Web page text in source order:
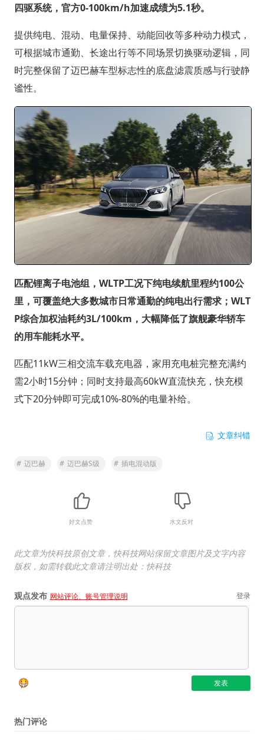
四驱系统，官方0-100km/h加速成绩为5.1秒。
提供纯电、混动、电量保持、动能回收等多种动力模式，
可根据城市通勤、长途出行等不同场景切换驱动逻辑，同
时完整保留了迈巴赫车型标志性的底盘滤震质感与行驶静
谧性。
匹配锂离子电池组，WLTP工况下纯电续航里程约100公
里，可覆盖绝大多数城市日常通勤的纯电出行需求；WLT
P综合加权油耗约3L/100km，大幅降低了旗舰豪华轿车
的用车能耗水平。
匹配11kW三相交流车载充电器，家用充电桩完整充满约
需2小时15分钟；同时支持最高60kW直流快充，快充模
式下20分钟即可完成10%-80%的电量补给。
文章纠错
# 迈巴赫 # 迈巴赫S级 # 插电混动版
好文点赞 水文反对
此文章为快科技原创文章，快科技网站保留文章图片及文字内容
版权，如需转载此文章请注明出处：快科技
观点发布 网站评论、账号管理说明 登录
热门评论